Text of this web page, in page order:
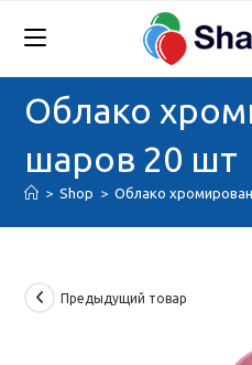
Облако
шаров 20 шт
> Shop > Облако
Предыдущий товар